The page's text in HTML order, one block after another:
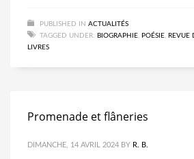
PUBLISHED IN ACTUALITÉS
TAGGED UNDER: BIOGRAPHIE POÉSIE REVUE
LIVRES
Promenade et flâneries
DIMANCHE, 14 AVRIL 2024 BY R. B.